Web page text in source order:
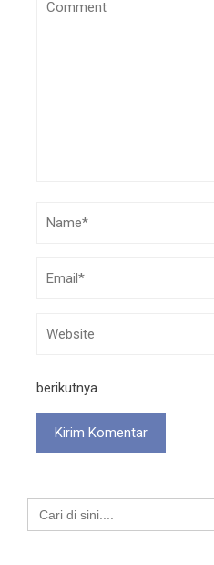
berikutnya.
Search
for: